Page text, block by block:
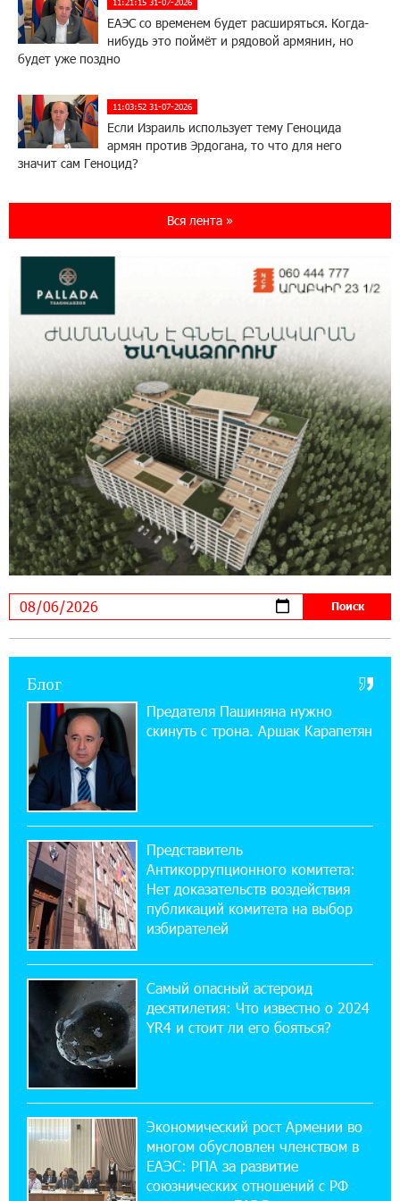
ЕАЭС со временем будет расширяться. Когда-
нибудь это поймёт и рядовой армянин, но
будет уже поздно
11:03:52 31-07-2026
Если Израиль использует тему Геноцида
армян против Эрдогана, то что для него
значит сам Геноцид?
приложении
17:03:49 30-07-2026
Платформа Rate.Trading на Seaside Startup
Summit: IDBank представил инновационное
решение
14:44:13 29-07-2026
Состоялось открытие Khachaturian Rooftop
при поддержке IDBank
18:38:18 28-07-2026
Пашинян ты упустил свой шанс уйти
спокойно. Аршак Карапетян
12:04:53 28-07-2026
Обновленный Центр продаж и обслуживания
Никогда Нагорный Карабах не был в составе
независимого Азербайджана. Аршак
Карапетян
17:52:29 25-07-2026
Бывший премьер-министр Словакии
обратился к президенту страны с просьбой
содействовать освобождению армянских заключенных,
осужденных в Азербайджане
12:17:04 23-07-2026
Против кого вооружается Азербайджан?
Аршак Карапетян
12:04:45 23-07-2026
При поддержке Ucom в спортивной школе
Вайка установлена солнечная
электростанция мощностью 15 кВт
20:50:22 22-07-2026
Новые финансовые навыки на «Давидбекских
играх»: Idram&IDBank
Вся лента »
Блог
Предателя Пашиняна нужно
скинуть с трона. Аршак Карапетян
Представитель
Антикоррупционного комитета:
Нет доказательств воздействия
публикаций комитета на выбор
избирателей
Самый опасный астероид
десятилетия: Что известно о 2024
YR4 и стоит ли его бояться?
Экономический рост Армении во
многом обусловлен членством в
ЕАЭС: РПА за развитие
союзнических отношений с РФ